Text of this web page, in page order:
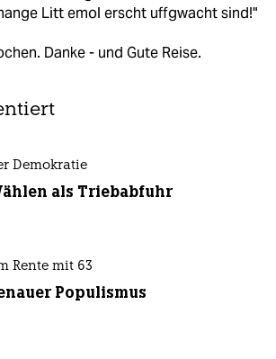
Litt emol erscht uffgwacht sind!"
Danke - und Gute Reise.
Demokratie
als Triebabfuhr
Rente mit 63
Populismus